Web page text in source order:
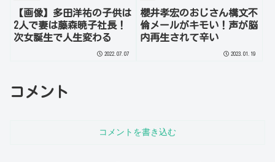
【画像】多田洋祐の子供は
2人で妻は藤森暁子社長！
次女誕生で人生変わる
2022.07.07
櫻井孝宏のおじさん構文不
倫メールがキモい！声が脳
内再生されて辛い
2023.01.19
コメント
コメントを書き込む